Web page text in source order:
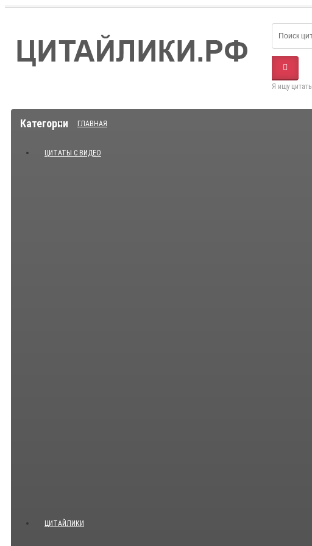
Я ищу
Категории ГЛАВНАЯ
ЦИТАТЫ С ВИДЕО
ЦИТАЙЛИКИ